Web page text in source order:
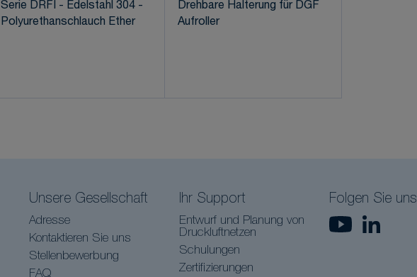
Serie DRFI - Edelstahl 304 -
Polyurethanschlauch Ether
Drehbare Halterung für DGF
Aufroller
Unsere Gesellschaft
Adresse
Kontaktieren Sie uns
Stellenbewerbung
FAQ
Ihr Support
Entwurf und Planung von
Druckluftnetzen
Schulungen
Zertifizierungen
Folgen Sie uns